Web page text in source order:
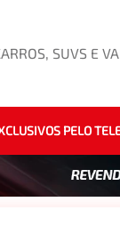
SUVS E
PELO